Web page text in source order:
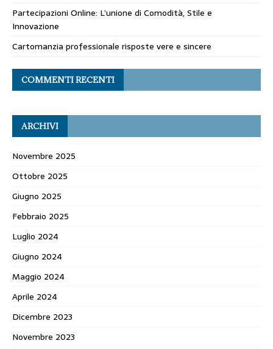
Partecipazioni Online: L’unione di Comodità, Stile e
Innovazione
Cartomanzia professionale risposte vere e sincere
COMMENTI RECENTI
ARCHIVI
Novembre 2025
Ottobre 2025
Giugno 2025
Febbraio 2025
Luglio 2024
Giugno 2024
Maggio 2024
Aprile 2024
Dicembre 2023
Novembre 2023